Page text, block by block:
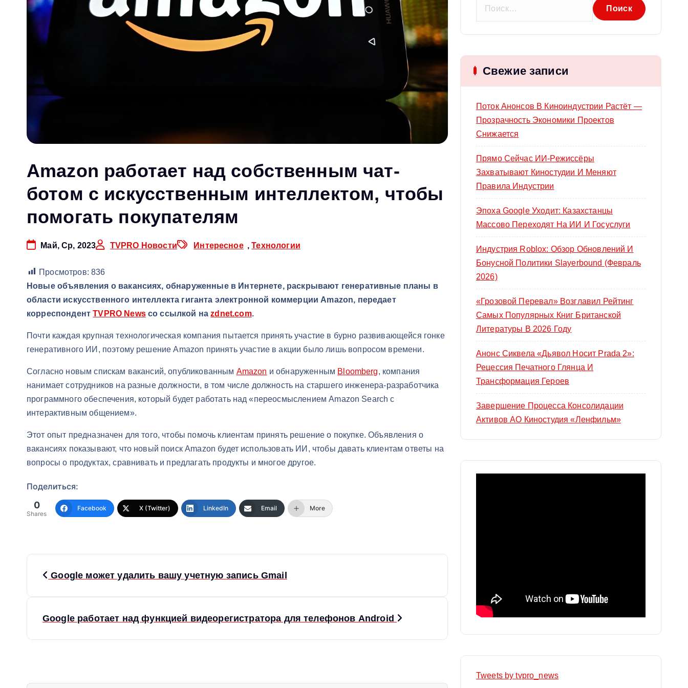
Amazon работает над собственным чат-
ботом с искусственным интеллектом, чтобы
помогать покупателям
Май, Ср, 2023 TVPRO Новости Интересное ,Технологии
Просмотров: 836
Новые объявления о вакансиях, обнаруженные в Интернете, раскрывают генеративные планы в
области искусственного интеллекта гиганта электронной коммерции Amazon, передает
корреспондентTVPRO Newsсо ссылкой наzdnet.com.
Почти каждая крупная технологическая компания пытается принять участие в бурно развивающейся гонке
генеративного ИИ, поэтому решениеAmazon принять участие в акции было лишь вопросом времени.
Согласно новым спискам вакансий, опубликованным Amazon и обнаруженным Bloomberg, компания
нанимает сотрудников на разные должности, в том числе должность на старшего инженера-разработчика
программного обеспечения, который будет работать над «переосмыслением Amazon Search с
интерактивным общением».
Этот опыт предназначен для того, чтобы помочь клиентам принять решение о покупке. Объявления о
вакансиях показывают, что новый поиск Amazon будет использовать ИИ, чтобы давать клиентам ответы на
вопросы о продуктах, сравнивать и предлагать продукты и многое другое.
Поделиться:
0
Shares
Facebook X (Twitter) LinkedIn Email More
Н
г
Google может удалить вашу учетную запись Gmail
Google работает над функцией видеорегистратора для телефонов Android
и
:
Свежие записи
Поток Анонсов В Киноиндустрии Растёт —
Прозрачность Экономики Проектов
Снижается
Прямо Сейчас ИИ-Режиссёры
Захватывают Киностудии И Меняют
Правила Индустрии
Эпоха Google Уходит: Казахстанцы
Массово Переходят На ИИ И Госуслуги
Индустрия Roblox: Обзор Обновлений И
Бонусной Политики Slayerbound (февраль
2026)
«Грозовой Перевал» Возглавил Рейтинг
Самых Популярных Книг Британской
Литературы В 2026 Году
Анонс Сиквела «Дьявол Носит Prada 2»:
Рецессия Печатного Глянца И
Трансформация Героев
Завершение Процесса Консолидации
Активов АО Киностудия «Ленфильм»
Tweets by tvpro_news